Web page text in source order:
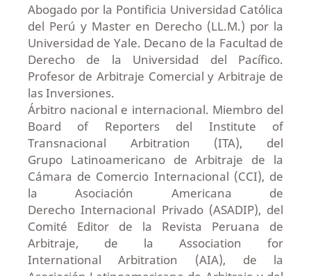
Abogado por la Pontificia Universidad Católica
del Perú y Master en Derecho (LL.M.) por la
Universidad de Yale. Decano de la Facultad de
Derecho de la Universidad del Pacífico.
Profesor de Arbitraje Comercial y Arbitraje de
las Inversiones.
Árbitro nacional e internacional. Miembro del
Board of Reporters del Institute of
Transnacional Arbitration (ITA), del
Grupo Latinoamericano de Arbitraje de la
Cámara de Comercio Internacional (CCI), de
la Asociación Americana de
Derecho Internacional Privado (ASADIP), del
Comité Editor de la Revista Peruana de
Arbitraje, de la Association for
International Arbitration (AIA), de la